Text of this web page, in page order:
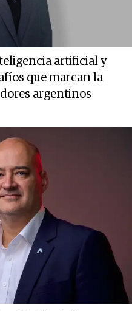
artificial y
que marcan la
argentinos